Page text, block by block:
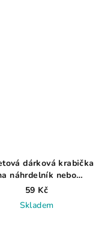
dárková krabička
náhrdelník nebo
přívěsek, bordó
59 Kč
Skladem